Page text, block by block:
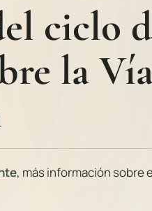
ciclo
la
, más información sobre